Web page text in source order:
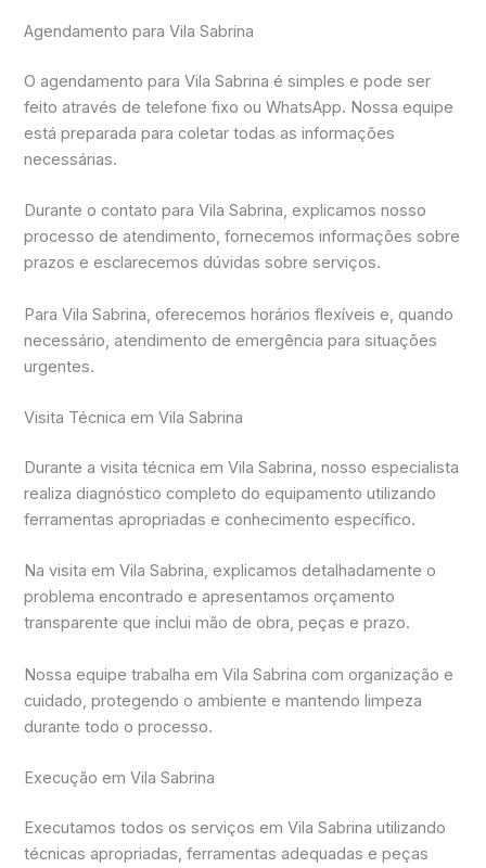
Agendamento para Vila Sabrina
O agendamento para Vila Sabrina é simples e pode ser
feito através de telefone fixo ou WhatsApp. Nossa equipe
está preparada para coletar todas as informações
necessárias.
Durante o contato para Vila Sabrina, explicamos nosso
processo de atendimento, fornecemos informações sobre
prazos e esclarecemos dúvidas sobre serviços.
Para Vila Sabrina, oferecemos horários flexíveis e, quando
necessário, atendimento de emergência para situações
urgentes.
Visita Técnica em Vila Sabrina
Durante a visita técnica em Vila Sabrina, nosso especialista
realiza diagnóstico completo do equipamento utilizando
ferramentas apropriadas e conhecimento específico.
Na visita em Vila Sabrina, explicamos detalhadamente o
problema encontrado e apresentamos orçamento
transparente que inclui mão de obra, peças e prazo.
Nossa equipe trabalha em Vila Sabrina com organização e
cuidado, protegendo o ambiente e mantendo limpeza
durante todo o processo.
Execução em Vila Sabrina
Executamos todos os serviços em Vila Sabrina utilizando
técnicas apropriadas, ferramentas adequadas e peças